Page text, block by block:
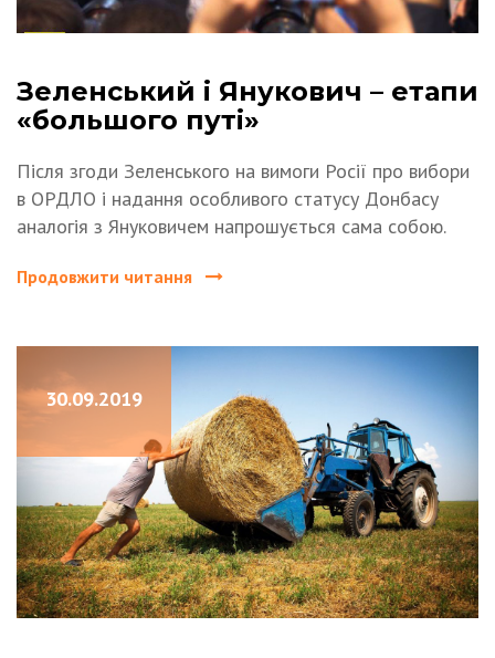
Зеленський і Янукович – етапи
«большого путі»
Після згоди Зеленського на вимоги Росії про вибори
в ОРДЛО і надання особливого статусу Донбасу
аналогія з Януковичем напрошується сама собою.
Продовжити читання
30.09.2019